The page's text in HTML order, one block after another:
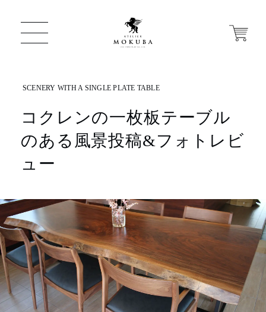
ONLINE STORE
店舗から探す
一枚板 ATELIER MOKUBA HOME
MOKUBA について
商品情報
コクレンの一枚板テーブル
のある風景投稿&フォトレビ
ュー